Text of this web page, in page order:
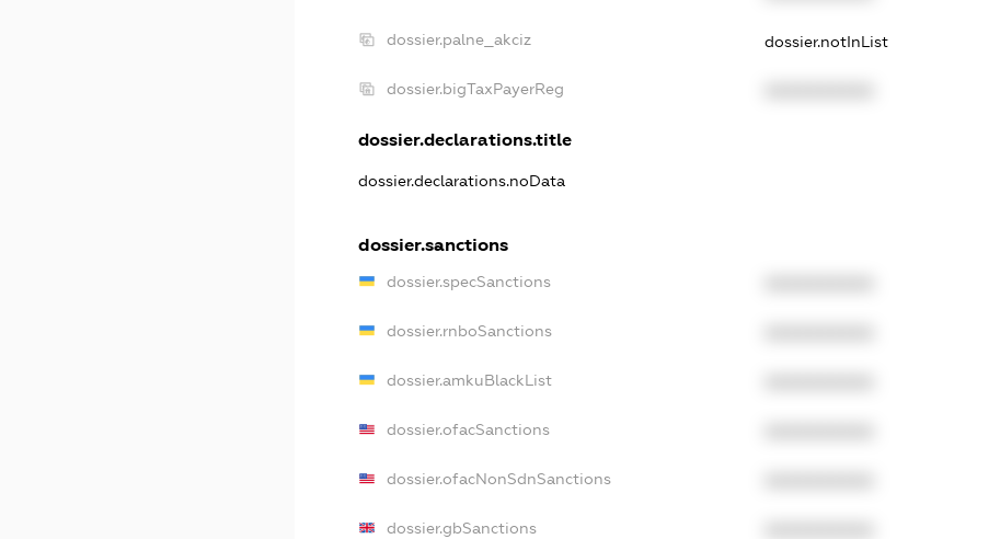
dossier.palne_akciz dossier.notInList
dossier.bigTaxPayerReg
dossier.declarations.title
dossier.declarations.noData
dossier.sanctions
dossier.specSanctions
dossier.rnboSanctions
dossier.amkuBlackList
dossier.ofacSanctions
dossier.ofacNonSdnSanctions
dossier.gbSanctions